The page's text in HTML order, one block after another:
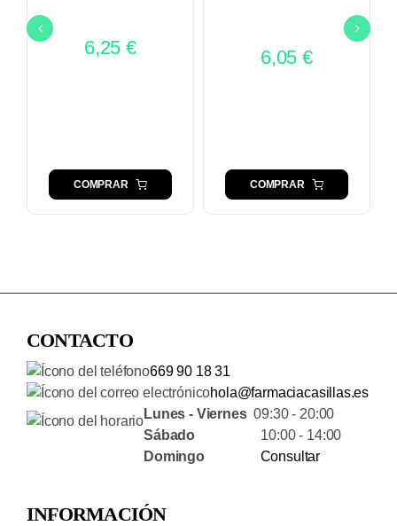
6,25€
COMPRAR
6,05€
COMPRAR
CONTACTO
669 90 18 31
hola@farmaciacasillas.es
Lunes - Viernes09:30 - 20:00
Sábado 10:00 - 14:00
Domingo
Consultar
INFORMACIÓN